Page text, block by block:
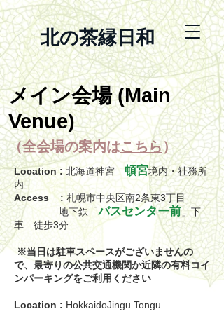
北の茶縁日和
メイン会場 (Main
Venue)
（全会場の案内はこちら）
Location : 北海道神宮頓宮境内・社務所
内
Access :札幌市中央区南2条東3丁目
地下鉄「バスセンター前」下
車 徒歩3分
※当日は駐車スペースがございませんの
で、最寄りの公共交通機関か近隣の有料コイ
ンパーキングをご利用ください
Location : HokkaidoJingu Tongu